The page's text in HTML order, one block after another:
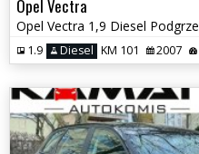
Opel Vectra
1.9 Diesel KM 101 2007